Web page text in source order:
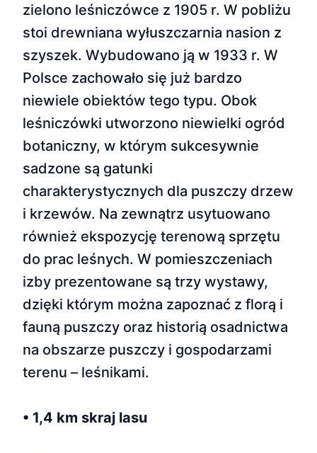
zielono leśniczówce z 1905 r. W pobliżu
stoi drewniana wyłuszczarnia nasion z
szyszek. Wybudowano ją w 1933 r. W
Polsce zachowało się już bardzo
niewiele obiektów tego typu. Obok
leśniczówki utworzono niewielki ogród
botaniczny, w którym sukcesywnie
sadzone są gatunki
charakterystycznych dla puszczy drzew
i krzewów. Na zewnątrz usytuowano
również ekspozycję terenową sprzętu
do prac leśnych. W pomieszczeniach
izby prezentowane są trzy wystawy,
dzięki którym można zapoznać z florą i
fauną puszczy oraz historią osadnictwa
na obszarze puszczy i gospodarzami
terenu – leśnikami.
• 1,4 km skraj lasu